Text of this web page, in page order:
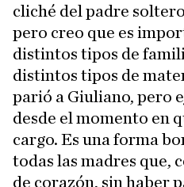
cliché del padre
pero creo que es
distintos tipos de
distintos tipos de
parió a Giuliano, pero
desde el momento en
cargo. Es una forma
todas las madres que,
de corazón, sin haber